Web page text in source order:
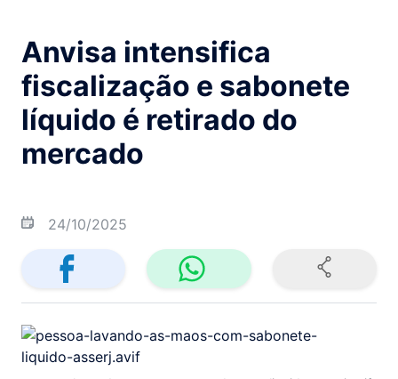
Anvisa intensifica
fiscalização e sabonete
líquido é retirado do
mercado
24/10/2025